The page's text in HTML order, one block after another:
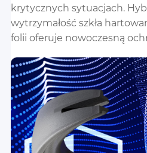
krytycznych sytuacjach.
wytrzymałość szkła
folii oferuje nowoczesną